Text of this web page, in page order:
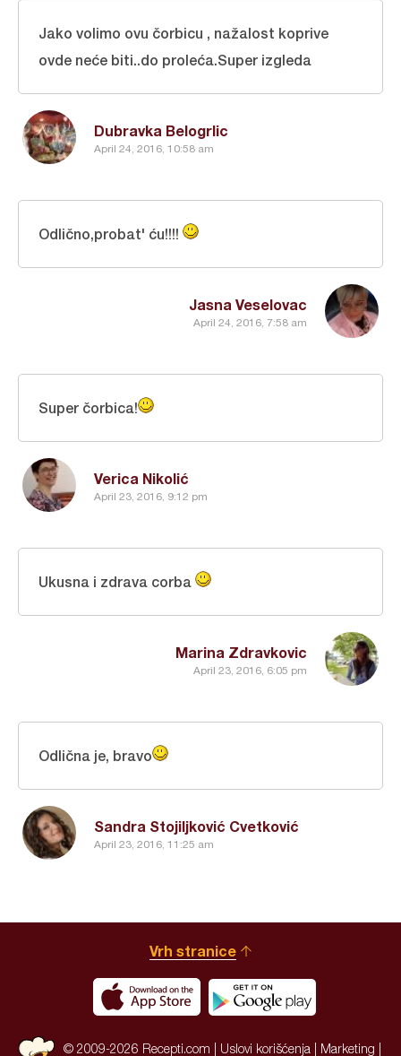
Dubravka Belogrlic
April 24, 2016, 10:58 am
Jako volimo ovu čorbicu , nažalost koprive
ovde neće biti..do proleća.Super izgleda
Jasna Veselovac
April 24, 2016, 7:58 am
Odlično,probat' ću!!!!
Verica Nikolić
April 23, 2016, 9:12 pm
Super čorbica!
Marina Zdravkovic
April 23, 2016, 6:05 pm
Ukusna i zdrava corba
Sandra Stojiljković Cvetković
April 23, 2016, 11:25 am
Odlična je, bravo
Vrh stranice
© 2009-2026 Recepti.com | Uslovi korišćenja Marketing